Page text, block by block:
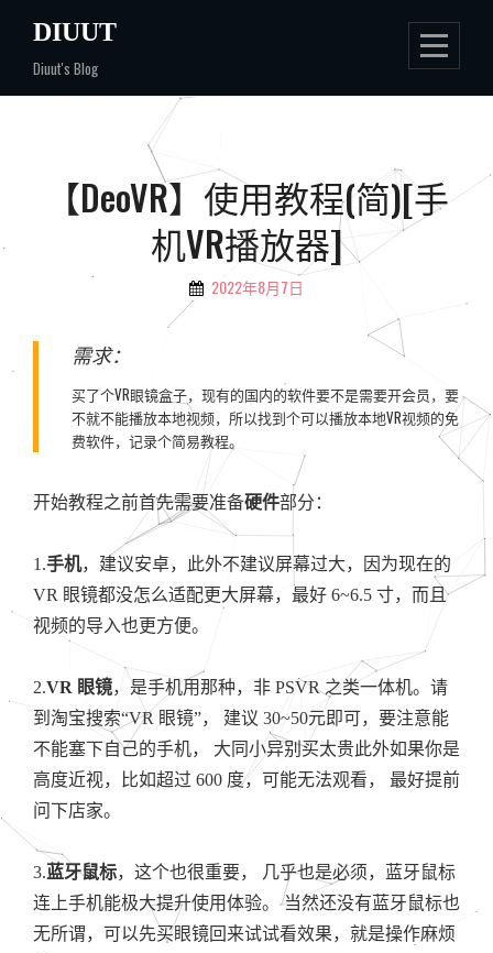
content
DIUUT
Diuut's Blog
【DeoVR】使用教程(简)[手
机VR播放器]
By 2022年8月7日
需求：
买了个VR眼镜盒子，现有的国内的软件要不是需要开会员，要
不就不能播放本地视频，所以找到个可以播放本地VR视频的免
费软件，记录个简易教程。
开始教程之前首先需要准备硬件部分：
1.手机，建议安卓，此外不建议屏幕过大，因为现在的
VR 眼镜都没怎么适配更大屏幕，最好 6~6.5 寸，而且
视频的导入也更方便。
2.VR 眼镜，是手机用那种，非 PSVR 之类一体机。请
到淘宝搜索“VR 眼镜”， 建议 30~50元即可，要注意能
不能塞下自己的手机， 大同小异别买太贵此外如果你是
高度近视，比如超过 600 度，可能无法观看， 最好提前
问下店家。
3.蓝牙鼠标，这个也很重要， 几乎也是必须，蓝牙鼠标
连上手机能极大提升使用体验。 当然还没有蓝牙鼠标也
无所谓，可以先买眼镜回来试试看效果，就是操作麻烦